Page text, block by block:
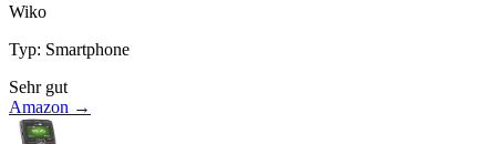
Wiko
Typ: Smartphone
Sehr gut
Amazon →